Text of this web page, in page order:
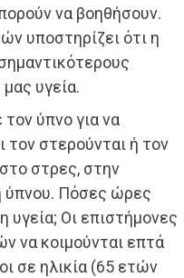
να βοηθήσουν.
υποστηρίζει ότι η
υγεία.
τον ύπνο για να
τον στερούνται ή τον
στρες, στην
ύπνου. Πόσες ώρες
υγεία; Οι επιστήμονες
να κοιμούνται επτά
σε ηλικία (65 ετών